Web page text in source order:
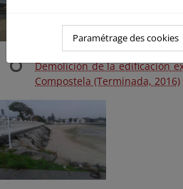
Demolición de la edificación
Compostela (Terminada, 2016)
Paramétrage des cookies